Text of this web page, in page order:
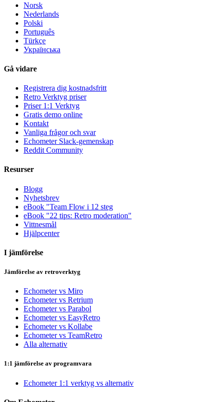
Norsk
Nederlands
Polski
Português
Türkçe
Українська
Gå vidare
Registrera dig kostnadsfritt
Retro Verktyg priser
Priser 1:1 Verktyg
Gratis demo online
Kontakt
Vanliga frågor och svar
Echometer Slack-gemenskap
Reddit Community
Resurser
Blogg
Nyhetsbrev
eBook "Team Flow i 12 steg
eBook "22 tips: Retro moderation"
Vittnesmål
Hjälpcenter
I jämförelse
Jämförelse av retroverktyg
Echometer vs Miro
Echometer vs Retrium
Echometer vs Parabol
Echometer vs EasyRetro
Echometer vs Kollabe
Echometer vs TeamRetro
Alla alternativ
1:1 jämförelse av programvara
Echometer 1:1 verktyg vs alternativ